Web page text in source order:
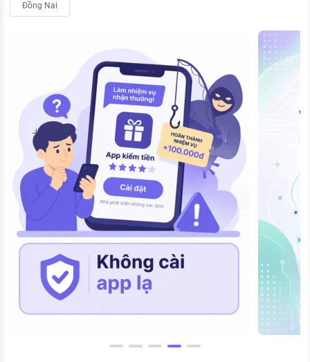
Đồng Nai